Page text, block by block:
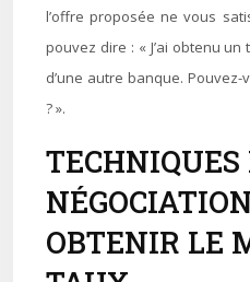
l’offre proposée ne vous
pouvez dire : « J’ai obtenu
d’une autre banque.
? ».
TECHNIQUES
OBTENIR LE